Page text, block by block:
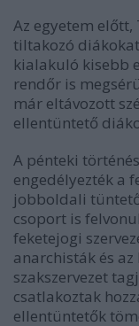
Az egyetem előtt,
tiltakozó
kialakuló kisebb
rendőr is
már eltávozott
ellentüntető
A pénteki
engedélyezték a
jobboldali
csoport is
feketejogi
anarchisták és
szakszervezet
csatlakoztak
ellentüntetők